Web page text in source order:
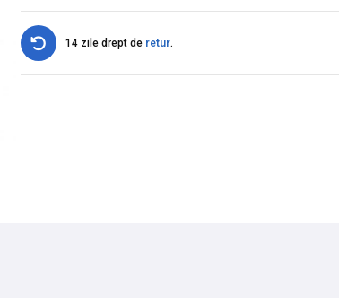
14 zile drept de retur.